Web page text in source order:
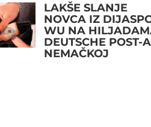
LAKŠE SLANJE
NOVCA IZ
WU NA
DEUTSCHE POST-
NEMAČKOJ